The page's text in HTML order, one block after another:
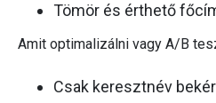
Tömör és érthető
Amit optimalizálni vagy A/B
Csak keresztnév